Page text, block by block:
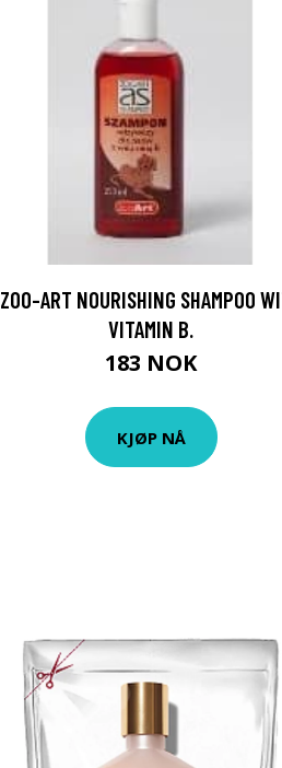
ZOO-ART NOURISHING SHAMPOO
VITAMIN B.
183 NOK
KJØP NÅ